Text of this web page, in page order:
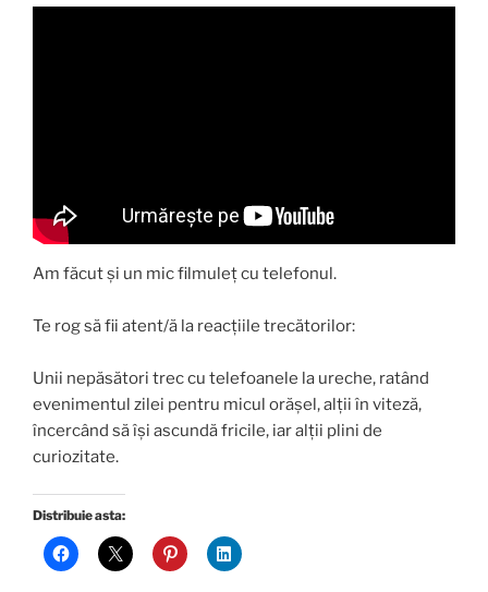
Am făcut și un mic filmuleț cu telefonul.
Te rog să fii atent/ă la reacțiile trecătorilor:
Unii nepăsători trec cu telefoanele la ureche, ratând
evenimentul zilei pentru micul orășel, alții în viteză,
încercând să își ascundă fricile, iar alții plini de
curiozitate.
Distribuie asta: